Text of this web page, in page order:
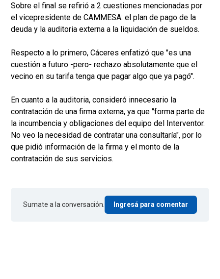
Sobre el final se refirió a 2 cuestiones mencionadas por
el vicepresidente de CAMMESA: el plan de pago de la
deuda y la auditoria externa a la liquidación de sueldos.
Respecto a lo primero, Cáceres enfatizó que "es una
cuestión a futuro -pero- rechazo absolutamente que el
vecino en su tarifa tenga que pagar algo que ya pagó".
En cuanto a la auditoria, consideró innecesario la
contratación de una firma externa, ya que "forma parte de
la incumbencia y obligaciones del equipo del Interventor.
No veo la necesidad de contratar una consultaría", por lo
que pidió información de la firma y el monto de la
contratación de sus servicios.
Sumate a la conversación. Ingresá para comentar